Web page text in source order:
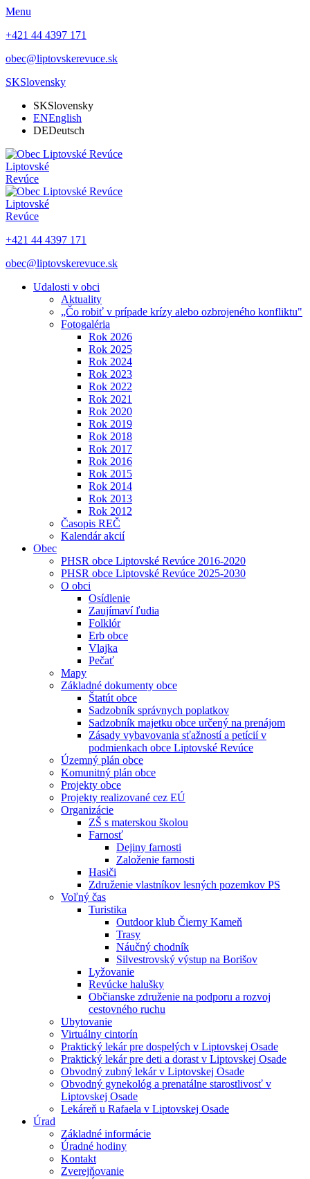
Menu
+421 44 4397 171
obec@liptovskerevuce.sk
SKSlovensky
SKSlovensky
ENEnglish
DEDeutsch
Liptovské
Revúce
Liptovské
Revúce
+421 44 4397 171
obec@liptovskerevuce.sk
Udalosti v obci
Aktuality
„Čo robiť v prípade krízy alebo ozbrojeného konfliktu"
Fotogaléria
Rok 2026
Rok 2025
Rok 2024
Rok 2023
Rok 2022
Rok 2021
Rok 2020
Rok 2019
Rok 2018
Rok 2017
Rok 2016
Rok 2015
Rok 2014
Rok 2013
Rok 2012
Časopis REČ
Kalendár akcií
Obec
PHSR obce Liptovské Revúce 2016-2020
PHSR obce Liptovské Revúce 2025-2030
O obci
Osídlenie
Zaujímaví ľudia
Folklór
Erb obce
Vlajka
Pečať
Mapy
Základné dokumenty obce
Štatút obce
Sadzobník správnych poplatkov
Sadzobník majetku obce určený na prenájom
Zásady vybavovania sťažností a petícií v
podmienkach obce Liptovské Revúce
Územný plán obce
Komunitný plán obce
Projekty obce
Projekty realizované cez EÚ
Organizácie
ZŠ s materskou školou
Farnosť
Dejiny farnosti
Založenie farnosti
Hasiči
Združenie vlastníkov lesných pozemkov PS
Voľný čas
Turistika
Outdoor klub Čierny Kameň
Trasy
Náučný chodník
Silvestrovský výstup na Borišov
Lyžovanie
Revúcke halušky
Občianske združenie na podporu a rozvoj
cestovného ruchu
Ubytovanie
Virtuálny cintorín
Praktický lekár pre dospelých v Liptovskej Osade
Praktický lekár pre deti a dorast v Liptovskej Osade
Obvodný zubný lekár v Liptovskej Osade
Obvodný gynekológ a prenatálne starostlivosť v
Liptovskej Osade
Lekáreň u Rafaela v Liptovskej Osade
Úrad
Základné informácie
Úradné hodiny
Kontakt
Zverejňovanie